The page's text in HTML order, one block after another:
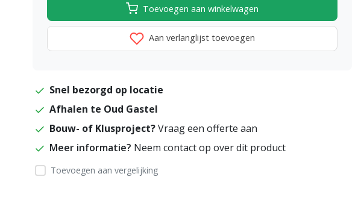
Toevoegen aan winkelwagen
Aan verlanglijst toevoegen
Snel bezorgd op locatie
Afhalen te Oud Gastel
Bouw- of Klusproject?Vraag een offerte aan
Meer informatie? Neem contact op over dit product
Toevoegen aan vergelijking